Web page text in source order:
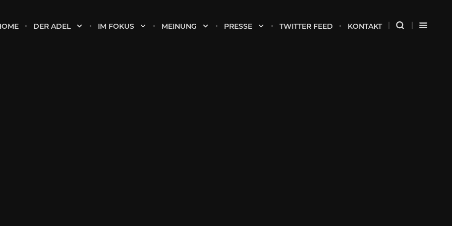
DER ADEL IM FOKUS MEINUNG PRESSE TWITTER FEED KONTAKT